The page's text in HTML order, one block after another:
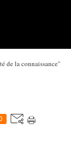
de la connaissance"